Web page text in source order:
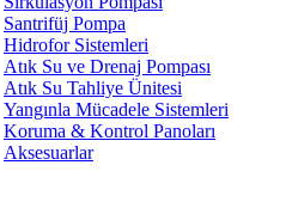
Santrifüj Pompa
Hidrofor Sistemleri
Atık Su ve Drenaj Pompası
Atık Su Tahliye Ünitesi
Yangınla Mücadele Sistemleri
Koruma & Kontrol Panoları
Aksesuarlar